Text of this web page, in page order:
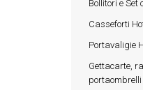
Bollitori e Set
Casseforti
Portavaligie
Gettacarte,
portaombrelli